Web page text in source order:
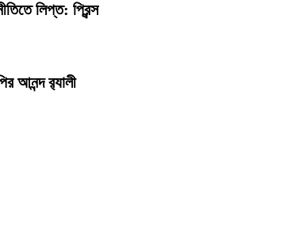
লিপ্ত: প্রিন্স
আনন্দ র‍্যালী